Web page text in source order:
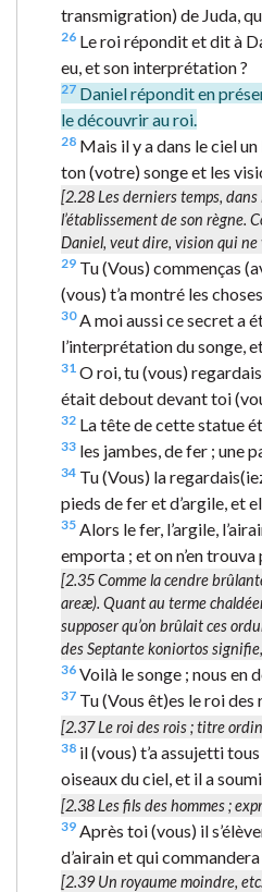
transmigration) de Juda,
26 Le roi répondit et dit à
eu, et son interprétation ?
27 Daniel répondit en
le découvrir au roi.
28 Mais il y a dans le ciel
ton (votre) songe et les
[2.28Les derniers temps,
l’établissement de son règne.
Daniel, veut dire, vision qui ne
29 Tu (Vous) commenças
(vous) t’a montré les
30A moi aussi ce secret a
l’interprétation du songe,
31 O roi, tu (vous)
était debout devant toi
32 La tête de cette statue
33 les jambes, de fer ; une
34 Tu (Vous) la
pieds de fer et d’argile, et
35 Alors le fer, l’argile,
emporta ; et on n’en
[2.35Comme la cendre
areæ). Quant au terme
supposer qu’on brûlait ces
des Septantekoniortos
36 Voilà le songe ; nous en
37 Tu (Vous êt)es le roi des
[2.37Le roi des rois; titre
38 il (vous) t’a assujetti
oiseaux du ciel, et il a
[2.38Les fils des hommes;
39 Après toi (vous) il
d’airain et qui
[2.39Un royaume moindre,